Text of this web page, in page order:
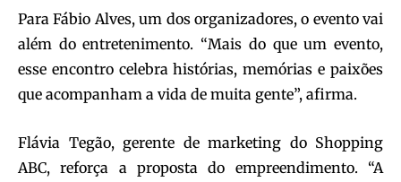
Para Fábio Alves, um dos organizadores, o evento vai
além do entretenimento. “Mais do que um evento,
esse encontro celebra histórias, memórias e paixões
que acompanham a vida de muita gente”, afirma.
Flávia Tegão, gerente de marketing do Shopping
ABC, reforça a proposta do empreendimento. “A